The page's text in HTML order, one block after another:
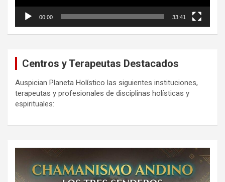
00:00 33:41
Centros y Terapeutas Destacados
Auspician Planeta Holístico las siguientes instituciones,
terapeutas y profesionales de disciplinas holísticas y
espirituales: